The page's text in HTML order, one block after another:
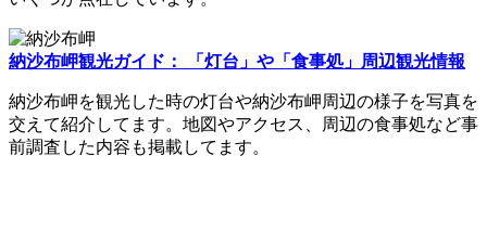
納沙布岬観光ガイド： 「灯台」や「食事処」周辺観光情報
納沙布岬を観光した時の灯台や納沙布岬周辺の様子を写真を
交えて紹介してます。地図やアクセス、周辺の食事処など事
前調査した内容も掲載してます。